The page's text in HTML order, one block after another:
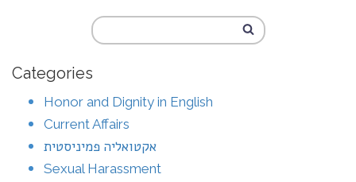
Categories
Honor and Dignity in English
Current Affairs
אקטואליה פמיניסטית
Sexual Harassment